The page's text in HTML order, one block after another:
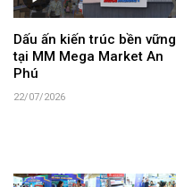
Dấu ấn kiến trúc bền vững
tại MM Mega Market An
Phú
22/07/2026